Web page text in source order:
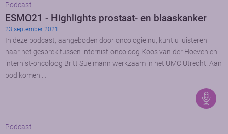
Podcast
ESMO21 - Highlights prostaat- en blaaskanker
23 september 2021
In deze podcast, aangeboden door oncologie.nu, kunt u luisteren
naar het gesprek tussen internist-oncoloog Koos van der Hoeven en
internist-oncoloog Britt Suelmann werkzaam in het UMC Utrecht. Aan
bod komen …
Podcast